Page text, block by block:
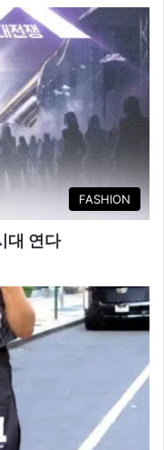
FASHION
대 연다